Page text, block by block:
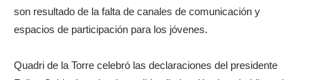
son resultado de la falta de canales de comunicación y
espacios de participación para los jóvenes.
Quadri de la Torre celebró las declaraciones del presidente